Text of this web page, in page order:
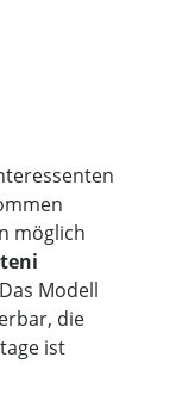
möglich
Modell
die
ist